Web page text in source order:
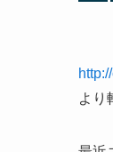
より